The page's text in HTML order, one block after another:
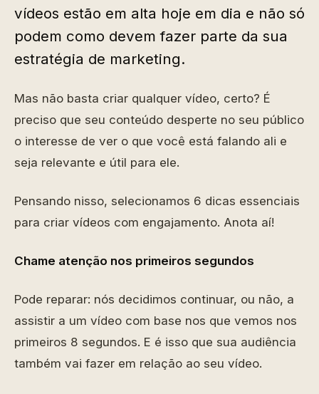
vídeos estão em alta hoje em dia e não só
podem como devem fazer parte da sua
estratégia de marketing.
Mas não basta criar qualquer vídeo, certo? É
preciso que seu conteúdo desperte no seu público
o interesse de ver o que você está falando ali e
seja relevante e útil para ele.
Pensando nisso, selecionamos 6 dicas essenciais
para criar vídeos com engajamento. Anota aí!
Chame atenção nos primeiros segundos
Pode reparar: nós decidimos continuar, ou não, a
assistir a um vídeo com base nos que vemos nos
primeiros 8 segundos. E é isso que sua audiência
também vai fazer em relação ao seu vídeo.